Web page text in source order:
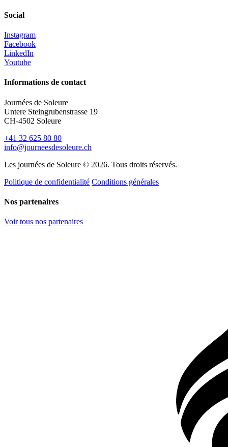
Social
Instagram
Facebook
LinkedIn
Youtube
Informations de contact
Journées de Soleure
Untere Steingrubenstrasse 19
CH-4502 Soleure
+41 32 625 80 80
info@journeesdesoleure.ch
Les journées de Soleure © 2026. Tous droits réservés.
Politique de confidentialité Conditions générales
Nos partenaires
Voir tous nos partenaires